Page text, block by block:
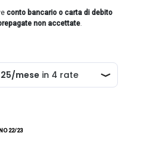
conto bancario o carta di debito
non accettate.
22/23